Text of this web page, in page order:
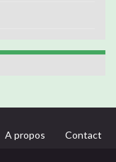
A propos Contact